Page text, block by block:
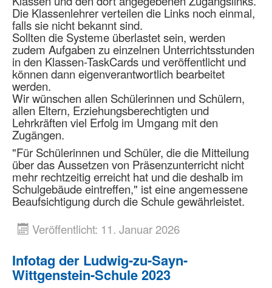
Die Klassenlehrer verteilen die Links noch einmal,
falls sie nicht bekannt sind.
Sollten die Systeme überlastet sein, werden
zudem Aufgaben zu einzelnen Unterrichtsstunden
in den Klassen-TaskCards und veröffentlicht und
können dann eigenverantwortlich bearbeitet
werden.
Wir wünschen allen Schülerinnen und Schülern,
allen Eltern, Erziehungsberechtigten und
Lehrkräften viel Erfolg im Umgang mit den
Zugängen.
"Für Schülerinnen und Schüler, die die Mitteilung
über das Aussetzen von Präsenzunterricht nicht
mehr rechtzeitig erreicht hat und die deshalb im
Schulgebäude eintreffen," ist eine angemessene
Beaufsichtigung durch die Schule gewährleistet.
Veröffentlicht: 11. Januar 2026
Infotag der Ludwig-zu-Sayn-
Wittgenstein-Schule 2023